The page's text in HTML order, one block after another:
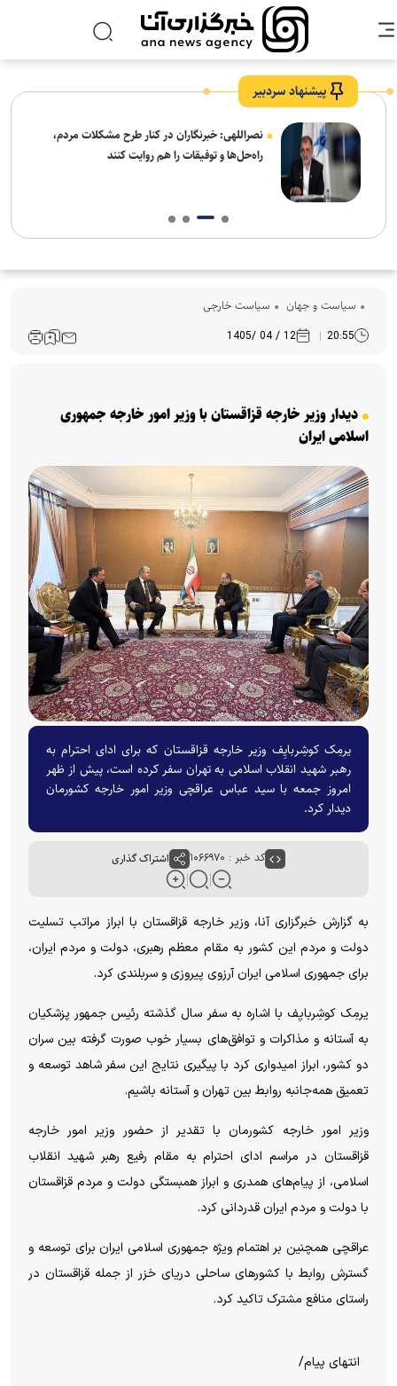
پیشنهاد سردبیر
نصراللهی: خبرنگاران در کنار طرح مشکلات مردم،
راه‌حل‌ها و توفیقات را هم روایت کنند
سیاست و جهان سیاست خارجی
20:55
12 / 04 /1405
دیدار وزیر خارجه قزاقستان با وزیر امور خارجه جمهوری
اسلامی ایران
یرمِک کوشِربایِف وزیر خارجه قزاقستان که برای ادای احترام به
رهبر شهید انقلاب اسلامی به تهران سفر کرده است، پیش از ظهر
امروز جمعه با سید عباس عراقچی وزیر امور خارجه کشورمان
دیدار کرد.
کد خبر : ۱۰۶۶۹۷۰ اشتراک گذاری
به گزارش خبرگزاری آنا، وزیر خارجه قزاقستان با ابراز مراتب تسلیت
دولت و مردم این کشور به مقام معظم رهبری، دولت و مردم ایران،
برای جمهوری اسلامی ایران آرزوی پیروزی و سربلندی کرد.
یرمِک کوشِربایِف با اشاره به سفر سال گذشته رئیس جمهور پزشکیان
به آستانه و مذاکرات و توافق‌های بسیار خوب صورت گرفته بین سران
دو کشور، ابراز امیدواری کرد با پیگیری نتایج این سفر شاهد توسعه و
تعمیق همه‌جانبه روابط بین تهران و آستانه باشیم.
وزیر امور خارجه کشورمان با تقدیر از حضور وزیر امور خارجه
قزاقستان در مراسم ادای احترام به مقام رفیع رهبر شهید انقلاب
اسلامی، از پیام‌های همدری و ابراز همبستگی دولت و مردم قزاقستان
با دولت و مردم ایران قدردانی کرد.
عراقچی همچنین بر اهتمام ویژه جمهوری اسلامی ایران برای توسعه و
گسترش روابط با کشورهای ساحلی دریای خزر از جمله قزاقستان در
راستای منافع مشترک تاکید کرد.
انتهای پیام/